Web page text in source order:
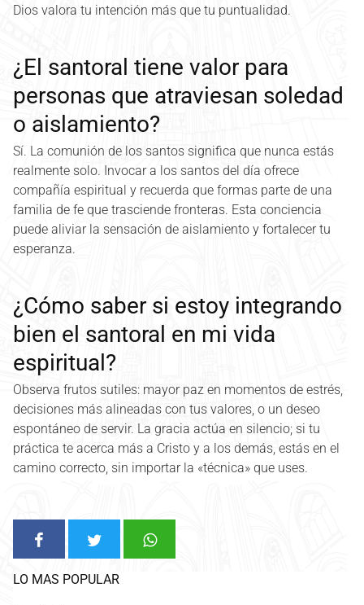
Dios valora tu intención más que tu puntualidad.
¿El santoral tiene valor para
personas que atraviesan soledad
o aislamiento?
Sí. La comunión de los santos significa que nunca estás
realmente solo. Invocar a los santos del día ofrece
compañía espiritual y recuerda que formas parte de una
familia de fe que trasciende fronteras. Esta conciencia
puede aliviar la sensación de aislamiento y fortalecer tu
esperanza.
¿Cómo saber si estoy integrando
bien el santoral en mi vida
espiritual?
Observa frutos sutiles: mayor paz en momentos de estrés,
decisiones más alineadas con tus valores, o un deseo
espontáneo de servir. La gracia actúa en silencio; si tu
práctica te acerca más a Cristo y a los demás, estás en el
camino correcto, sin importar la «técnica» que uses.
LO MAS POPULAR